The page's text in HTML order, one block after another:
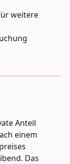
weitere
Anteil
einem
Das